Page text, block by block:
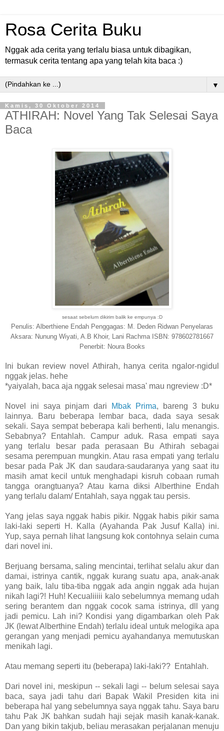
Rosa Cerita Buku
Nggak ada cerita yang terlalu biasa untuk dibagikan,
termasuk cerita tentang apa yang telah kita baca :)
▼
Kamis, 30 Oktober 2014
ATHIRAH: Novel Yang Tak Selesai Saya
Baca
sesaat sebelum dikirim balik ke empunya :D
Penulis: Alberthiene Endah Penggagas: M. Deden Ridwan Penyelaras
Aksara: Nunung Wiyati, A.B Khoir, Lani Rachma ISBN: 978602781667
Penerbit: Noura Books
Ini bukan review novel Athirah, hanya cerita ngalor-ngidul
nggak jelas. hehe
*yaiyalah, baca aja nggak selesai masa' mau ngreview :D*
Novel ini saya pinjam dari Mbak Prima, bareng 3 buku
lainnya. Baru beberapa lembar baca, dada saya sesak
sekali. Saya sempat beberapa kali berhenti, lalu menangis.
Sebabnya? Entahlah. Campur aduk. Rasa empati saya
yang terlalu besar pada perasaan Bu Athirah sebagai
sesama perempuan mungkin. Atau rasa empati yang terlalu
besar pada Pak JK dan saudara-saudaranya yang saat itu
masih amat kecil untuk menghadapi kisruh cobaan rumah
tangga orangtuanya? Atau karna diksi Alberthine Endah
yang terlalu dalam/ Entahlah, saya nggak tau persis.
Yang jelas saya nggak habis pikir. Nggak habis pikir sama
laki-laki seperti H. Kalla (Ayahanda Pak Jusuf Kalla) ini.
Yup, saya pernah lihat langsung kok contohnya selain cuma
dari novel ini.
Berjuang bersama, saling mencintai, terlihat selalu akur dan
damai, istrinya cantik, nggak kurang suatu apa, anak-anak
yang baik, lalu tiba-tiba nggak ada angin nggak ada hujan
nikah lagi?! Huh! Kecualiiiii kalo sebelumnya memang udah
sering berantem dan nggak cocok sama istrinya, dll yang
jadi pemicu. Lah ini? Kondisi yang digambarkan oleh Pak
JK (lewat Alberthine Endah) terlalu ideal untuk melogika apa
gerangan yang menjadi pemicu ayahandanya memutuskan
menikah lagi.
Atau memang seperti itu (beberapa) laki-laki?? Entahlah.
Dari novel ini, meskipun -- sekali lagi -- belum selesai saya
baca, saya jadi tahu dari Bapak Wakil Presiden kita ini
beberapa hal yang sebelumnya saya nggak tahu. Saya baru
tahu Pak JK bahkan sudah haji sejak masih kanak-kanak.
Dan yang bikin takjub, beliau merasakan perjalanan menuju